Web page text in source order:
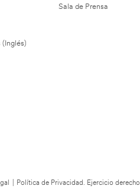
(Inglés)
Sala de Prensa
Política de Privacidad. Ejercicio